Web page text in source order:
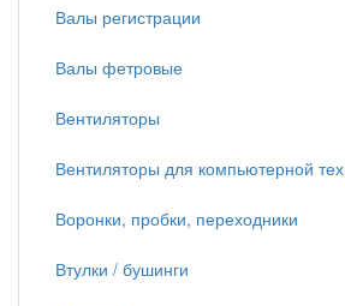
Валы регистрации
Валы фетровые
Вентиляторы
Вентиляторы для компьютерной тех
Воронки, пробки, переходники
Втулки / бушинги